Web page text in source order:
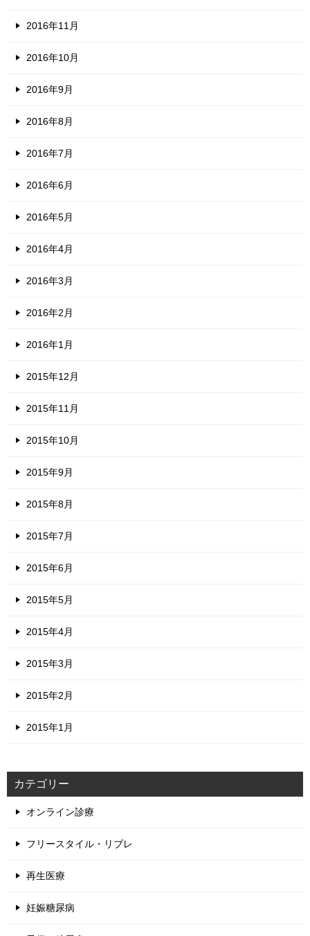
2016年11月
2016年10月
2016年9月
2016年8月
2016年7月
2016年6月
2016年5月
2016年4月
2016年3月
2016年2月
2016年1月
2015年12月
2015年11月
2015年10月
2015年9月
2015年8月
2015年7月
2015年6月
2015年5月
2015年4月
2015年3月
2015年2月
2015年1月
カテゴリー
オンライン診療
フリースタイル・リブレ
再生医療
妊娠糖尿病